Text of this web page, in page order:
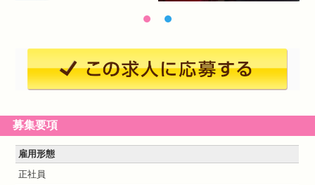
募集要項
雇用形態
正社員